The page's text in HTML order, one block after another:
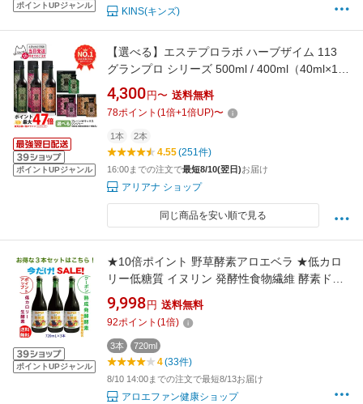
ポイントUPジャンル
KINS(キンズ)
ポイントUPジャンル
【選べる】エステプロラボ ハーブザイム 113
グランプロ シリーズ 500ml / 400ml（40ml×10
包）エステプロラボ 酵素ドリンク｜オラックス
／ジンジャー／プレーン ファスティングサポー
ト 酵素飲料 Esthe Pro Labo ファストプロミー
ル 10食 送料無料
4,300 円〜 送料無料
78ポイント (1倍+1倍UP)〜
1本 2本
4.55(251件)
16:00までの注文で最短8/10(翌日)お届け
アリアナ ショップ
同じ商品を安い順で見る
ポイントUPジャンル
★10倍ポイント 野草酵素アロエベラ ★低カロ
リー低糖質 イヌリン 発酵性食物繊維 酵素ドリ
ンク 無添加 無農薬★80種類野草野菜果物 ツチ
アケビ ヨモギ 1年半熟成発酵 ファスティング
★ 酪酸菌乳酸菌酵母菌 無農薬 52種複合菌
720mlx3本 内からキレイ クレンズ
9,998 円 送料無料
92ポイント (1倍)
3本 720ml
4(33件)
8/10 14:00までの注文で最短8/13お届け
アロエファン健康ショップ